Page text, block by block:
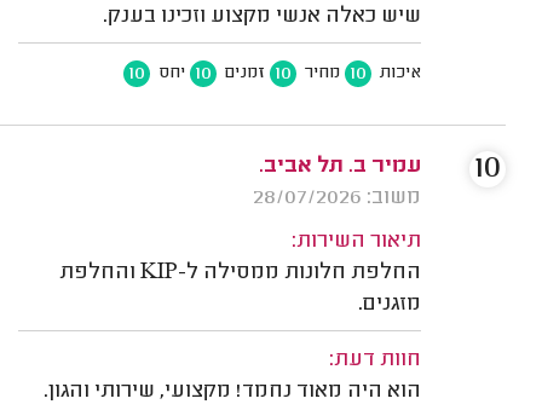
שיש כאלה אנשי מקצוע וזכינו בענק.
איכות 10 מחיר 10 זמנים 10 יחס 10
עמיר ב. תל אביב.
משוב: 28/07/2026
תיאור השירות:
החלפת חלונות ממסילה ל-KIP והחלפת
מזגנים.
חוות דעת:
הוא היה מאוד נחמד! מקצועי, שירותי והגון.
10